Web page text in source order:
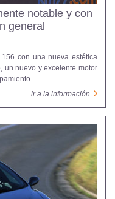
notable y con
general
con una nueva estética
un nuevo y excelente motor
ir a la información